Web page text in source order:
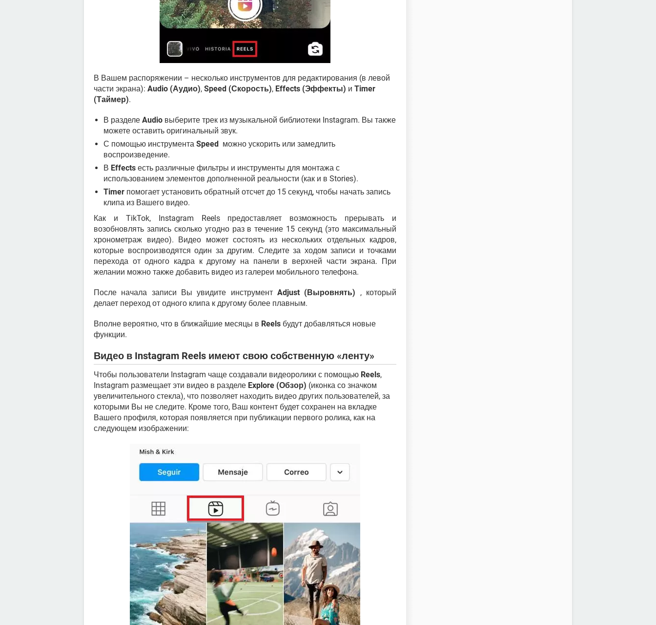
В Вашем распоряжении – несколько инструментов для редактирования (в левой
части экрана): Audio (Аудио), Speed (Скорость), Effects (Эффекты) и Timer
(Таймер).
В разделе Audio выберите трек из музыкальной библиотеки Instagram. Вы также
можете оставить оригинальный звук.
С помощью инструмента Speed ​​ можно ускорить или замедлить
воспроизведение.
В Effects есть различные фильтры и инструменты для монтажа с
использованием элементов дополненной реальности (как и в Stories).
Timer помогает установить обратный отсчет до 15 секунд, чтобы начать запись
клипа из Вашего видео.
Как и TikTok, Instagram Reels предоставляет возможность прерывать и
возобновлять запись сколько угодно раз в течение 15 секунд (это максимальный
хронометраж видео). Видео может состоять из нескольких отдельных кадров,
которые воспроизводятся один за другим. Следите за ходом записи и точками
перехода от одного кадра к другому на панели в верхней части экрана. При
желании можно также добавить видео из галереи мобильного телефона.
После начала записи Вы увидите инструмент Adjust (Выровнять) , который
делает переход от одного клипа к другому более плавным.
Вполне вероятно, что в ближайшие месяцы в Reels будут добавляться новые
функции.
Видео в Instagram Reels имеют свою собственную «ленту»
Чтобы пользователи Instagram чаще создавали видеоролики с помощью Reels,
Instagram размещает эти видео в разделе Explore (Обзор) (иконка со значком
увеличительного стекла), что позволяет находить видео других пользователей, за
которыми Вы не следите. Кроме того, Ваш контент будет сохранен на вкладке
Вашего профиля, которая появляется при публикации первого ролика, как на
следующем изображении: